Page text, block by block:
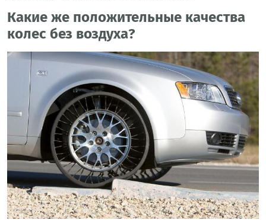
Какие же положительные качества
колес без воздуха?